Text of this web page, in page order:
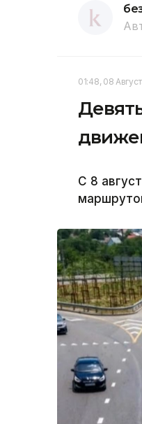
01:48, 08
С 8